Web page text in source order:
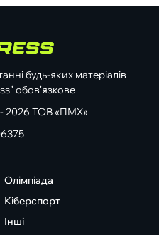
будь-яких матеріалів
обов'язкове
- 2026 ТОВ «ПМХ»
Олімпіада
Кіберспорт
Інші